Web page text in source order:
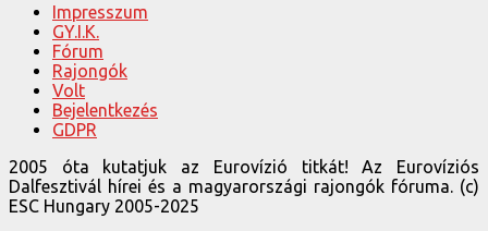
Impresszum
GY.I.K.
Fórum
Rajongók
Volt
Bejelentkezés
GDPR
2005 óta kutatjuk az Eurovízió titkát! Az Eurovíziós
Dalfesztivál hírei és a magyarországi rajongók fóruma. (c)
ESC Hungary 2005-2025